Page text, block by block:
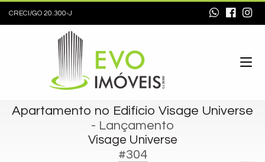
CRECI/GO 20.300-J
Apartamento no Edifício Visage Universe
- Lançamento
Visage Universe
#304